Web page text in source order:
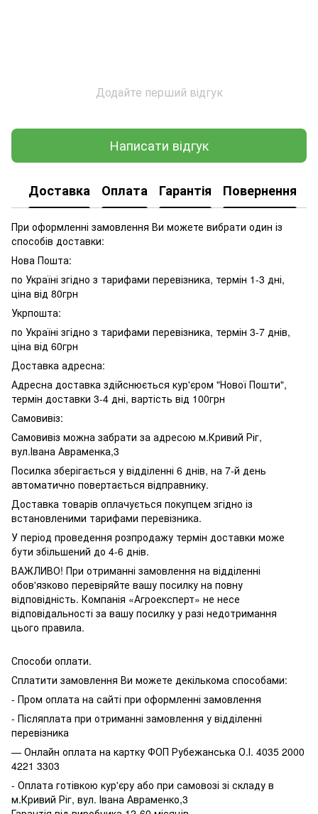
Додайте перший відгук
Написати відгук
Доставка Оплата Гарантія Повернення
При оформленні замовлення Ви можете вибрати один із
способів доставки:
Нова Пошта:
по Україні згідно з тарифами перевізника, термін 1-3 дні,
ціна від 80грн
Укрпошта:
по Україні згідно з тарифами перевізника, термін 3-7 днів,
ціна від 60грн
Доставка адресна:
Адресна доставка здійснюється кур'єром "Нової Пошти",
термін доставки 3-4 дні, вартість від 100грн
Самовивіз:
Самовивіз можна забрати за адресою м.Кривий Ріг,
вул.Івана Авраменка,3
Посилка зберігається у відділенні 6 днів, на 7-й день
автоматично повертається відправнику.
Доставка товарів оплачується покупцем згідно із
встановленими тарифами перевізника.
У період проведення розпродажу термін доставки може
бути збільшений до 4-6 днів.
ВАЖЛИВО! При отриманні замовлення на відділенні
обов'язково перевіряйте вашу посилку на повну
відповідність. Компанія «Агроексперт» не несе
відповідальності за вашу посилку у разі недотримання
цього правила.
Способи оплати.
Сплатити замовлення Ви можете декількома способами:
- Пром оплата на сайті при оформленні замовлення
- Післяплата при отриманні замовлення у відділенні
перевізника
— Онлайн оплата на картку ФОП Рубежанська О.І. 4035 2000
4221 3303
- Оплата готівкою кур'єру або при самовозі зі складу в
м.Кривий Ріг, вул. Івана Авраменко,3